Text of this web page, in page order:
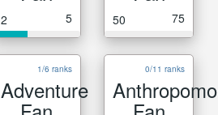
2 5 50 75
1/6 ranks
Adventure
0/11 ranks